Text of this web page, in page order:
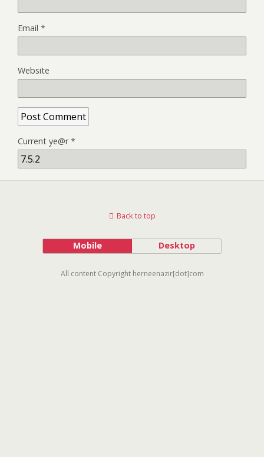
Email *
Website
Current ye@r*
Back to top
Mobile Desktop
All content Copyright herneenazir[dot]com